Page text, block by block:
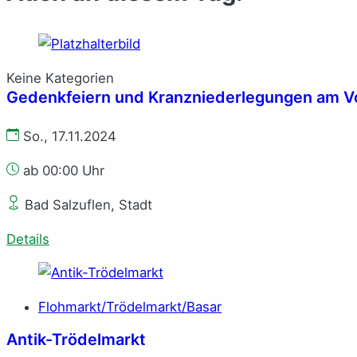
Keine Kategorien
Gedenkfeiern und Kranzniederlegungen am
So., 17.11.2024
ab 00:00 Uhr
Bad Salzuflen, Stadt
Details
Flohmarkt/Trödelmarkt/Basar
Antik-Trödelmarkt